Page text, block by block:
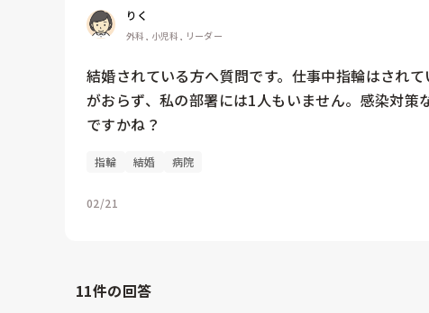
りく
外科, 小児科, リーダー
結婚されている方へ質問です。仕事中指輪はされ
がおらず、私の部署には1人もいません。感染対
ですかね？
指輪 結婚 病院
02/21
11件の回答